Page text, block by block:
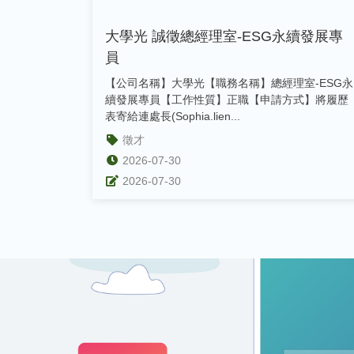
大學光 誠徵總經理室-ESG永續發展專
員
【公司名稱】大學光【職務名稱】總經理室-ESG永
續發展專員【工作性質】正職【申請方式】將履歷
表寄給連處長(Sophia.lien...
徵才
2026-07-30
2026-07-30